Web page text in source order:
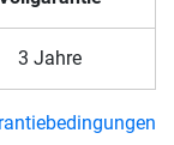
3 Jahre